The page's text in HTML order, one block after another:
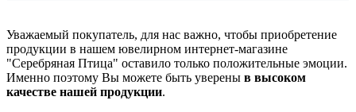
Уважаемый покупатель, для нас важно, чтобы приобретение
продукции в нашем ювелирном интернет-магазине
"Серебряная Птица" оставило только положительные эмоции.
Именно поэтому Вы можете быть уверены в высоком
качестве нашей продукции.